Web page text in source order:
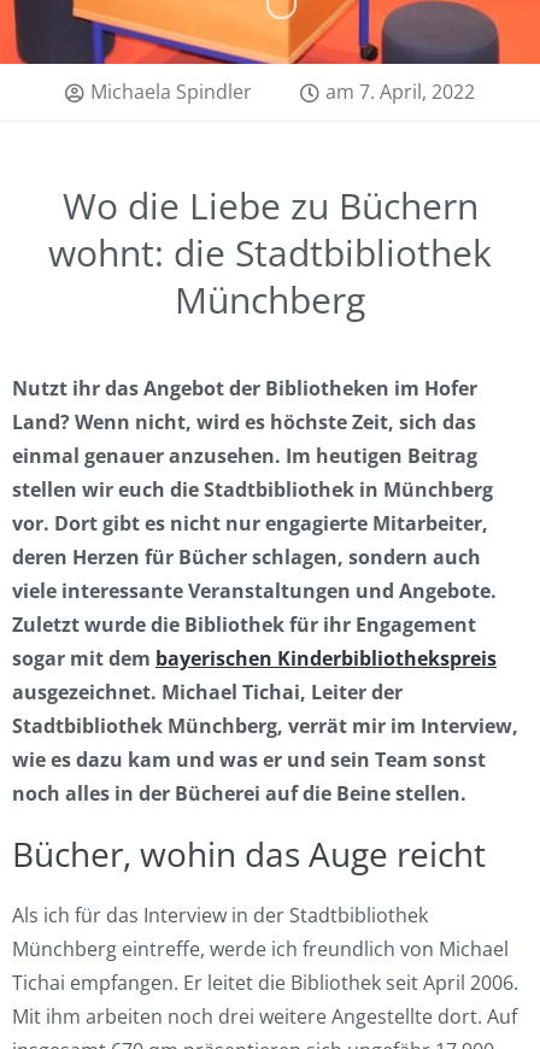
Michaela Spindler am 7. April, 2022
Wo die Liebe zu Büchern
wohnt: die Stadtbibliothek
Münchberg
Nutzt ihr das Angebot der Bibliotheken im Hofer
Land? Wenn nicht, wird es höchste Zeit, sich das
einmal genauer anzusehen. Im heutigen Beitrag
stellen wir euch die Stadtbibliothek in Münchberg
vor. Dort gibt es nicht nur engagierte Mitarbeiter,
deren Herzen für Bücher schlagen, sondern auch
viele interessante Veranstaltungen und Angebote.
Zuletzt wurde die Bibliothek für ihr Engagement
sogar mit dem bayerischen Kinderbibliothekspreis
ausgezeichnet. Michael Tichai, Leiter der
Stadtbibliothek Münchberg, verrät mir im Interview,
wie es dazu kam und was er und sein Team sonst
noch alles in der Bücherei auf die Beine stellen.
Bücher, wohin das Auge reicht
Als ich für das Interview in der Stadtbibliothek
Münchberg eintreffe, werde ich freundlich von Michael
Tichai empfangen. Er leitet die Bibliothek seit April 2006.
Mit ihm arbeiten noch drei weitere Angestellte dort. Auf